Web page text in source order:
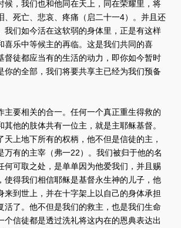
候，我们也和他同在天上，同在荣耀里，将
、死亡、悲哀、疼痛（启二十一4）。并且还
我们如今活在这软弱的身体里，正是有这样
喜乐中等候主的再临。这是我们共同的喜
督徒都应当有的生活的动力，即你如今暂时
你的全部，我们将要共享主已经为我们预备
主要相关的合一。任何一个真正重生得救的
其他的肢体共有一位主，就是主耶稣基督。
天上地下所有的权柄，他不但是信徒的主，
万有的主宰（弗一22）。我们被归于他的名
何可取之处，是单单因为他爱我们，并且赐
使得我们相信耶稣是基督永生神的儿子，他
来到世上，并在十字架上以自己的身体承担
活了。他不但是我们的救主，也是我们生命
个信徒都是透过洗礼将这内在的恩典表达出